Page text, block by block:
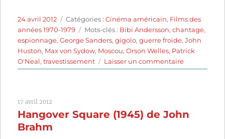
Publié
le
24 avril 2012 Catégories
Catégories :Cinéma américain, Films des
années 1970-1979
Étiquettes
Mots-clés : Bibi Andersson,chantage,
espionnage,George Sanders,gigolo,guerre froide,John
Huston, Max von Sydow, Moscou,Orson Welles, Patrick
O'Neal,travestissement Laisser un commentairesur
La
(1970)
17 avril 2012
Hangover Square (1945) de John
Brahm